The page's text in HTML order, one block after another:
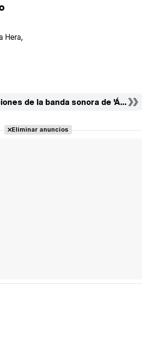
Hera
de la banda sonora de 'Águila
Eliminar anuncios